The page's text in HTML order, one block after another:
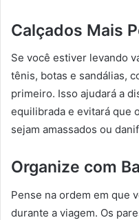
Calçados Mais
Se você estiver levando
tênis, botas e sandálias,
primeiro. Isso ajudará a
equilibrada e evitará que
sejam amassados ou
Organize com
Pense na ordem em que
durante a viagem. Os